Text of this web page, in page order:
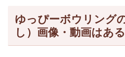
ゆっぴーボウリング
し）画像・動画はあ